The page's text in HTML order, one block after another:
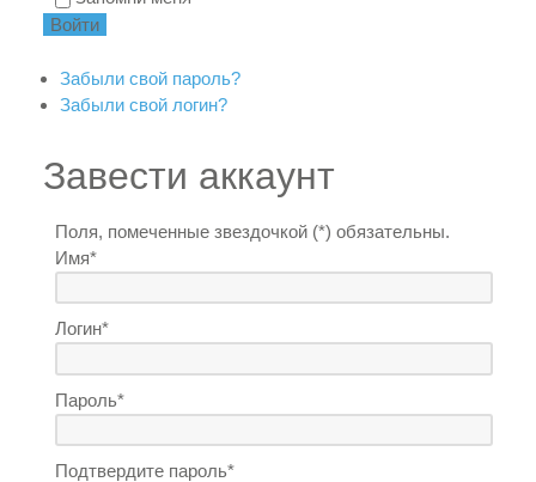
Забыли свой пароль?
Забыли свой логин?
Завести аккаунт
Поля, помеченные звездочкой (*) обязательны.
Имя*
Логин*
Пароль*
Подтвердите пароль*